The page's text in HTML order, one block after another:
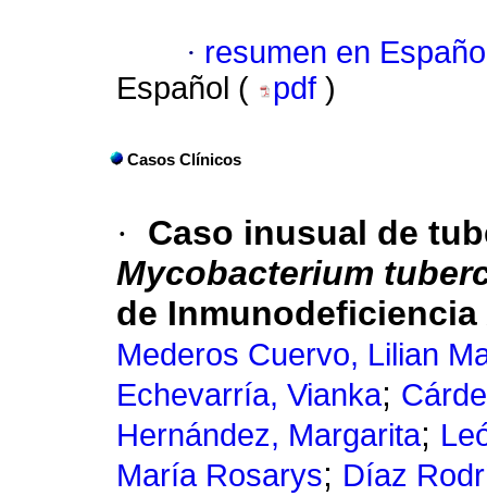
· resumen en
Español (
pdf )
Casos Clínicos
·
Caso inusual de
Mycobacterium
de
Mederos Cuervo, Lilian
Echevarría, Vianka;
Hernández, Margarita;
María Rosarys; Díaz